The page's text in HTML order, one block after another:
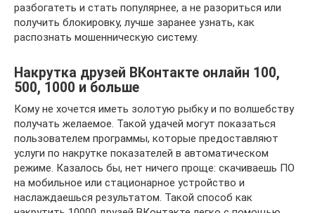
разбогатеть и стать популярнее, а не разориться или
получить блокировку, лучше заранее узнать, как
распознать мошенническую систему.
Накрутка друзей ВКонтакте онлайн 100,
500, 1000 и больше
Кому не хочется иметь золотую рыбку и по волшебству
получать желаемое. Такой удачей могут показаться
пользователем программы, которые предоставляют
услуги по накрутке показателей в автоматическом
режиме. Казалось бы, нет ничего проще: скачиваешь ПО
на мобильное или стационарное устройство и
наслаждаешься результатом. Такой способ как